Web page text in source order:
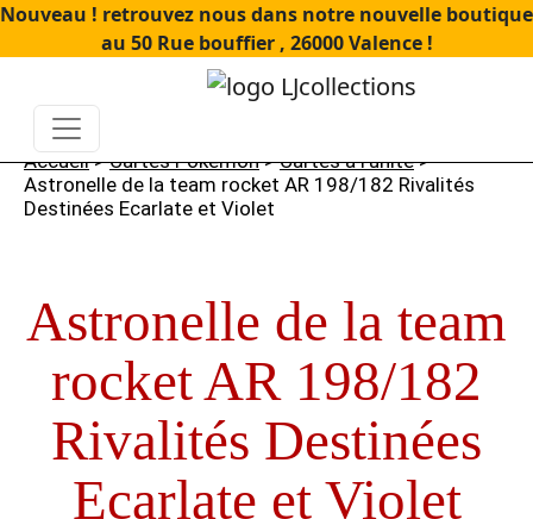
Nouveau ! retrouvez nous dans notre nouvelle boutique
au 50 Rue bouffier , 26000 Valence !
Accueil>Cartes Pokémon>Cartes à l'unité>
Astronelle de la team rocket AR 198/182 Rivalités
Destinées Ecarlate et Violet
Astronelle de la team
rocket AR 198/182
Rivalités Destinées
Ecarlate et Violet